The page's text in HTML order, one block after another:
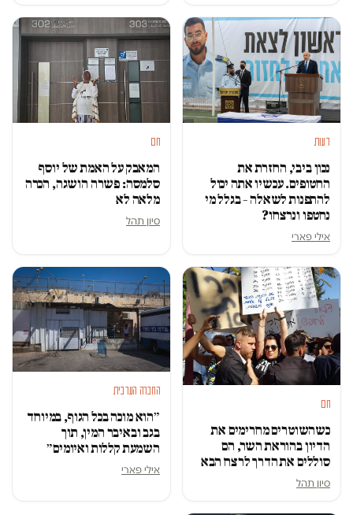
דעות
נכון ביבי, החזרת את
החטופים. עכשיו אתה יכול
להתפנות לשאלה – בגלל מי
נחטפו ונרצחו?
אילי פארי
חם
המאבק על האמת של יוסף
סלמסה: פשרה הושגה, הכרה
מלאה לא
סיון תהל
חם
כשהשוטרים מחרימים את
הדיון בהוראת השר, הם
סוללים את הדרך לרצח הבא
סיון תהל
החברה הערבית
״הוא מוכה בכל הגוף, במיוחד
בגב ובאיבר המין, תוך
השמעת קללות ואיומים״
אילי פארי